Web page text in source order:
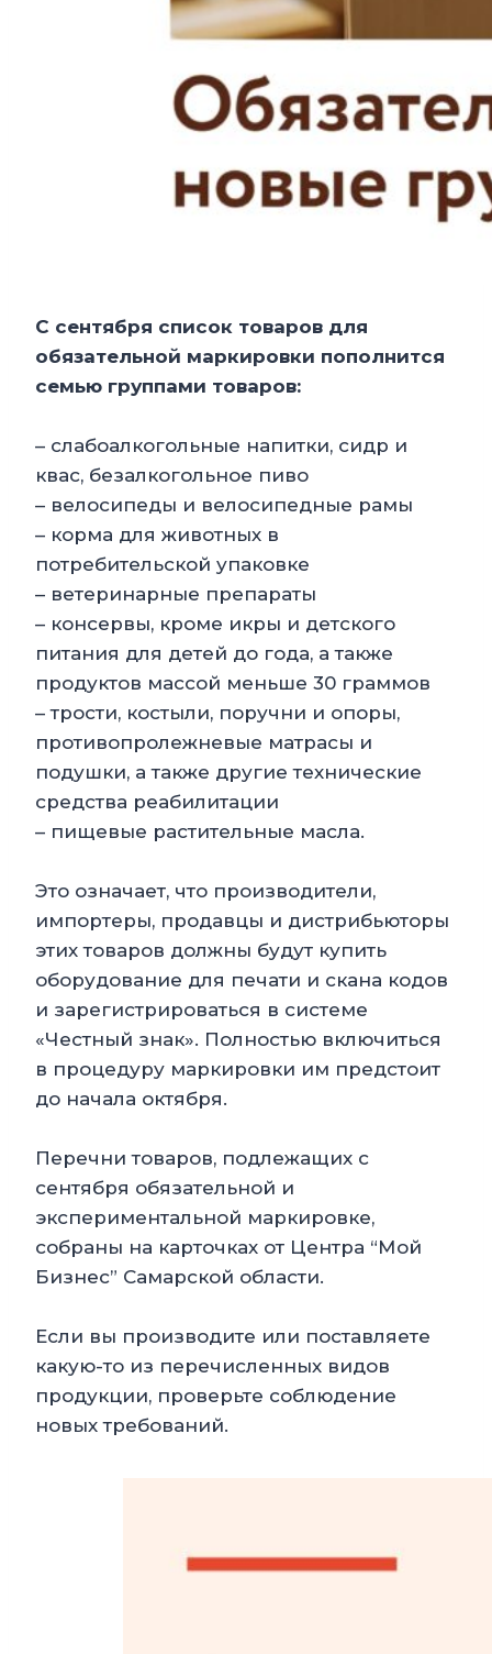
С сентября список товаров для
обязательной маркировки пополнится
семью группами товаров:
– слабоалкогольные напитки, сидр и
квас, безалкогольное пиво
– велосипеды и велосипедные рамы
– корма для животных в
потребительской упаковке
– ветеринарные препараты
– консервы, кроме икры и детского
питания для детей до года, а также
продуктов массой меньше 30 граммов
– трости, костыли, поручни и опоры,
противопролежневые матрасы и
подушки, а также другие технические
средства реабилитации
– пищевые растительные масла.
Это означает, что производители,
импортеры, продавцы и дистрибьюторы
этих товаров должны будут купить
оборудование для печати и скана кодов
и зарегистрироваться в системе
«Честный знак». Полностью включиться
в процедуру маркировки им предстоит
до начала октября.
Перечни товаров, подлежащих с
сентября обязательной и
экспериментальной маркировке,
собраны на карточках от Центра “Мой
Бизнес” Самарской области.
Если вы производите или поставляете
какую-то из перечисленных видов
продукции, проверьте соблюдение
новых требований.